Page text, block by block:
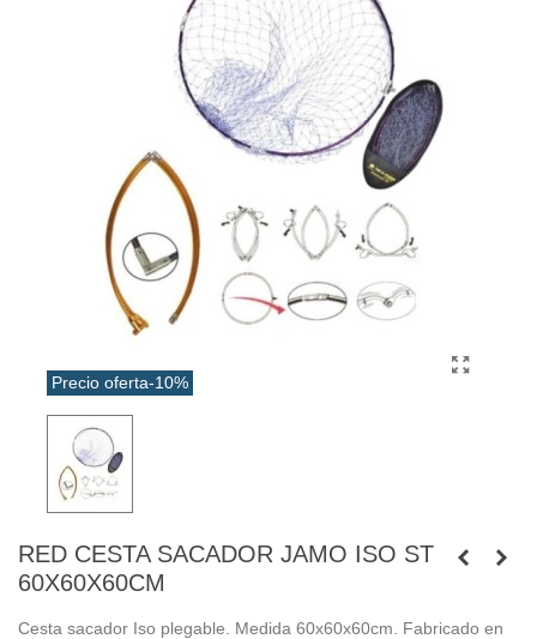
Precio oferta-10%
RED CESTA SACADOR JAMO ISO ST
60X60X60CM
Cesta sacador Iso plegable. Medida 60x60x60cm. Fabricado en